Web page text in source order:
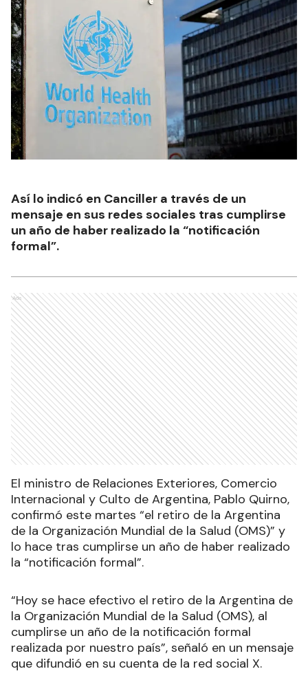
Así lo indicó en Canciller a través de un
mensaje en sus redes sociales tras cumplirse
un año de haber realizado la “notificación
formal”.
Ads
El ministro de Relaciones Exteriores, Comercio
Internacional y Culto de Argentina, Pablo Quirno,
confirmó este martes “el retiro de la Argentina
de la Organización Mundial de la Salud (OMS)” y
lo hace tras cumplirse un año de haber realizado
la “notificación formal”.
“Hoy se hace efectivo el retiro de la Argentina de
la Organización Mundial de la Salud (OMS), al
cumplirse un año de la notificación formal
realizada por nuestro país”, señaló en un mensaje
que difundió en su cuenta de la red social X.